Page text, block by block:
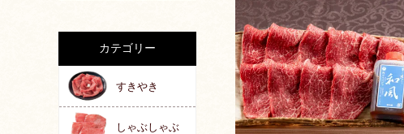
カテゴリー
すきやき
しゃぶしゃぶ